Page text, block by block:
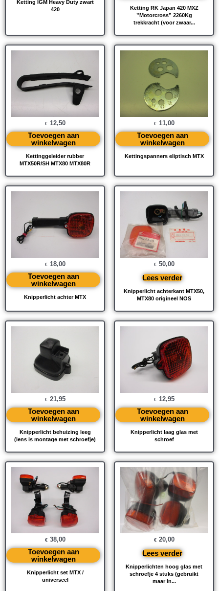
Ketting IGM Heavy Duty zwart
420
Ketting RK Japan 420 MXZ
”Motorcross” 2260Kg
trekkracht (voor zwaar...
Kettinggeleider rubber
MTX50R/SH MTX80 MTX80R
€ 12,50
Toevoegen aan
winkelwagen
Kettingspanners eliptisch MTX
€ 11,00
Toevoegen aan
winkelwagen
Knipperlicht achter MTX
€ 18,00
Toevoegen aan
winkelwagen
Knipperlicht achterkant MTX50,
MTX80 origineel NOS
€ 50,00
Lees verder
Knipperlicht behuizing leeg
(lens is montage met schroefje)
€ 21,95
Toevoegen aan
winkelwagen
Knipperlicht laag glas met
schroef
€ 12,95
Toevoegen aan
winkelwagen
Knipperlicht set MTX /
universeel
€ 38,00
Toevoegen aan
winkelwagen
Knipperlichten hoog glas met
schroefje 4 stuks (gebruikt
maar in...
€ 20,00
Lees verder